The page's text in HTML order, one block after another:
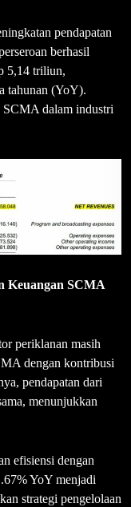
pendapatan
berhasil
5,14 triliun,
tahunan (YoY).
SCMA dalam industri
Keuangan SCMA
periklanan masih
dengan kontribusi
pendapatan dari
menunjukkan
efisiensi dengan
YoY menjadi
strategi pengelolaan